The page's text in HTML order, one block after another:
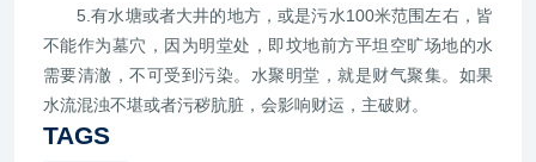
5.有水塘或者大井的地方，或是污水100米范围左右，皆
不能作为墓穴，因为明堂处，即坟地前方平坦空旷场地的水
需要清澈，不可受到污染。水聚明堂，就是财气聚集。如果
水流混浊不堪或者污秽肮脏，会影响财运，主破财。
TAGS